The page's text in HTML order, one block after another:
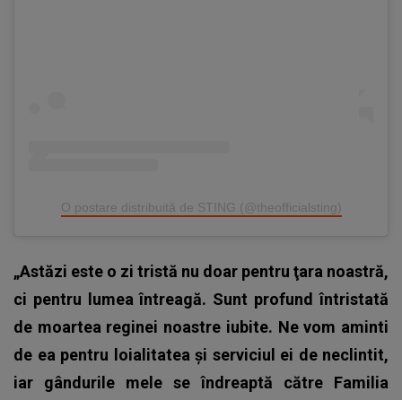
O postare distribuită de STING (@theofficialsting)
„Astăzi este o zi tristă nu doar pentru ţara noastră,
ci pentru lumea întreagă. Sunt profund întristată
de moartea reginei noastre iubite. Ne vom aminti
de ea pentru loialitatea și serviciul ei de neclintit,
iar gândurile mele se îndreaptă către Familia